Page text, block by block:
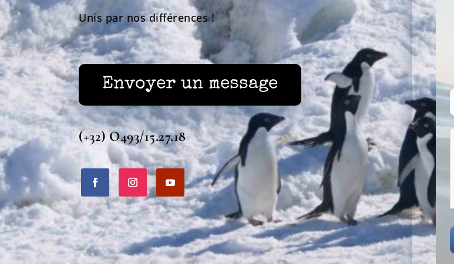
Unis par nos différences !
Envoyer un message
(+32) O493/15.27.18